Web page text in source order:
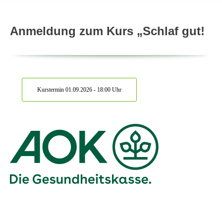
Anmeldung zum Kurs „Schlaf gut!
Kurstermin 01.09.2026 - 18:00 Uhr